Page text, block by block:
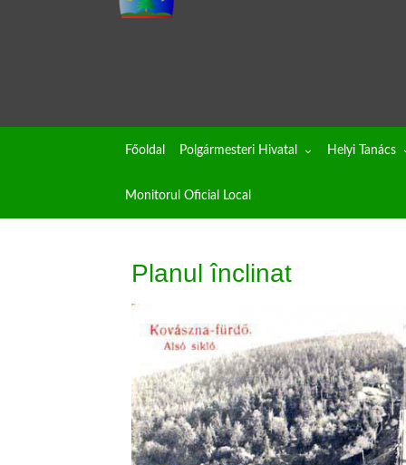
Főoldal Polgármesteri Hivatal Helyi Tanács
Monitorul Oficial Local
Planul înclinat